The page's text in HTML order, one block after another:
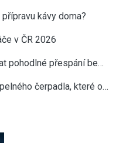
kávy doma?
v ČR 2026
pohodlné přespání be…
čerpadla, které o…